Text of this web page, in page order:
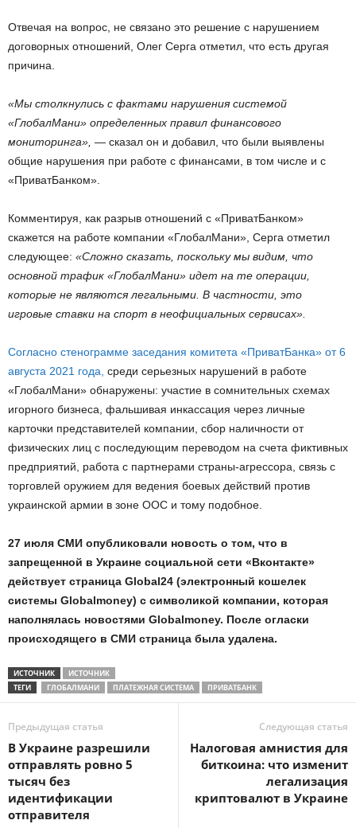
Отвечая на вопрос, не связано это решение с нарушением
договорных отношений, Олег Серга отметил, что есть другая
причина.
«Мы столкнулись с фактами нарушения системой
«ГлобалМани» определенных правил финансового
мониторинга», — сказал он и добавил, что были выявлены
общие нарушения при работе с финансами, в том числе и с
«ПриватБанком».
Комментируя, как разрыв отношений с «ПриватБанком»
скажется на работе компании «ГлобалМани», Серга отметил
следующее: «Сложно сказать, поскольку мы видим, что
основной трафик «ГлобалМани» идет на те операции,
которые не являются легальными. В частности, это
игровые ставки на спорт в неофициальных сервисах».
Согласно стенограмме заседания комитета «ПриватБанка» от 6
августа 2021 года, среди серьезных нарушений в работе
«ГлобалМани» обнаружены: участие в сомнительных схемах
игорного бизнеса, фальшивая инкассация через личные
карточки представителей компании, сбор наличности от
физических лиц с последующим переводом на счета фиктивных
предприятий, работа с партнерами страны-агрессора, связь с
торговлей оружием для ведения боевых действий против
украинской армии в зоне ООС и тому подобное.
27 июля СМИ опубликовали новость о том, что в
запрещенной в Украине социальной сети «Вконтакте»
действует страница Global24 (электронный кошелек
системы Globalmoney) с символикой компании, которая
наполнялась новостями Globalmoney. После огласки
происходящего в СМИ страница была удалена.
ИСТОЧНИК
ИСТОЧНИК
ТЕГИ
ГЛОБАЛМАНИ ПЛАТЕЖНАЯ СИСТЕМА ПРИВАТБАНК
Предыдущая статья
В Украине разрешили
отправлять ровно 5
тысяч без
идентификации
отправителя
Следующая статья
Налоговая амнистия для
биткоина: что изменит
легализация
криптовалют в Украине